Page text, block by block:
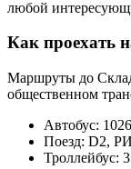
любой
Как проехать
Маршруты до
общественном
Автобус:
Поезд: D2,
Троллейбус: